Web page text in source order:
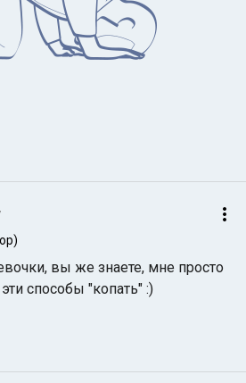
вы же знаете, мне просто
способы "копать" :)